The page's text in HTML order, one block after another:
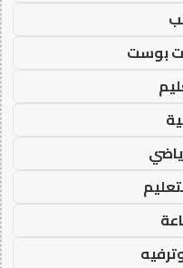
بوست